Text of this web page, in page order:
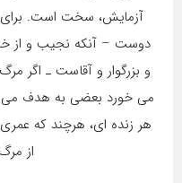
آزمایش، سخت است.
دوست – آنکه نجیب و از
و بزرگوار و آقاست ـ اگر
می خورد بعضی به هدف می
هر زنده ای، هرچند که عمری
از